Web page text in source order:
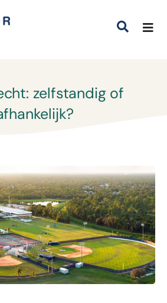
zelfstandig of